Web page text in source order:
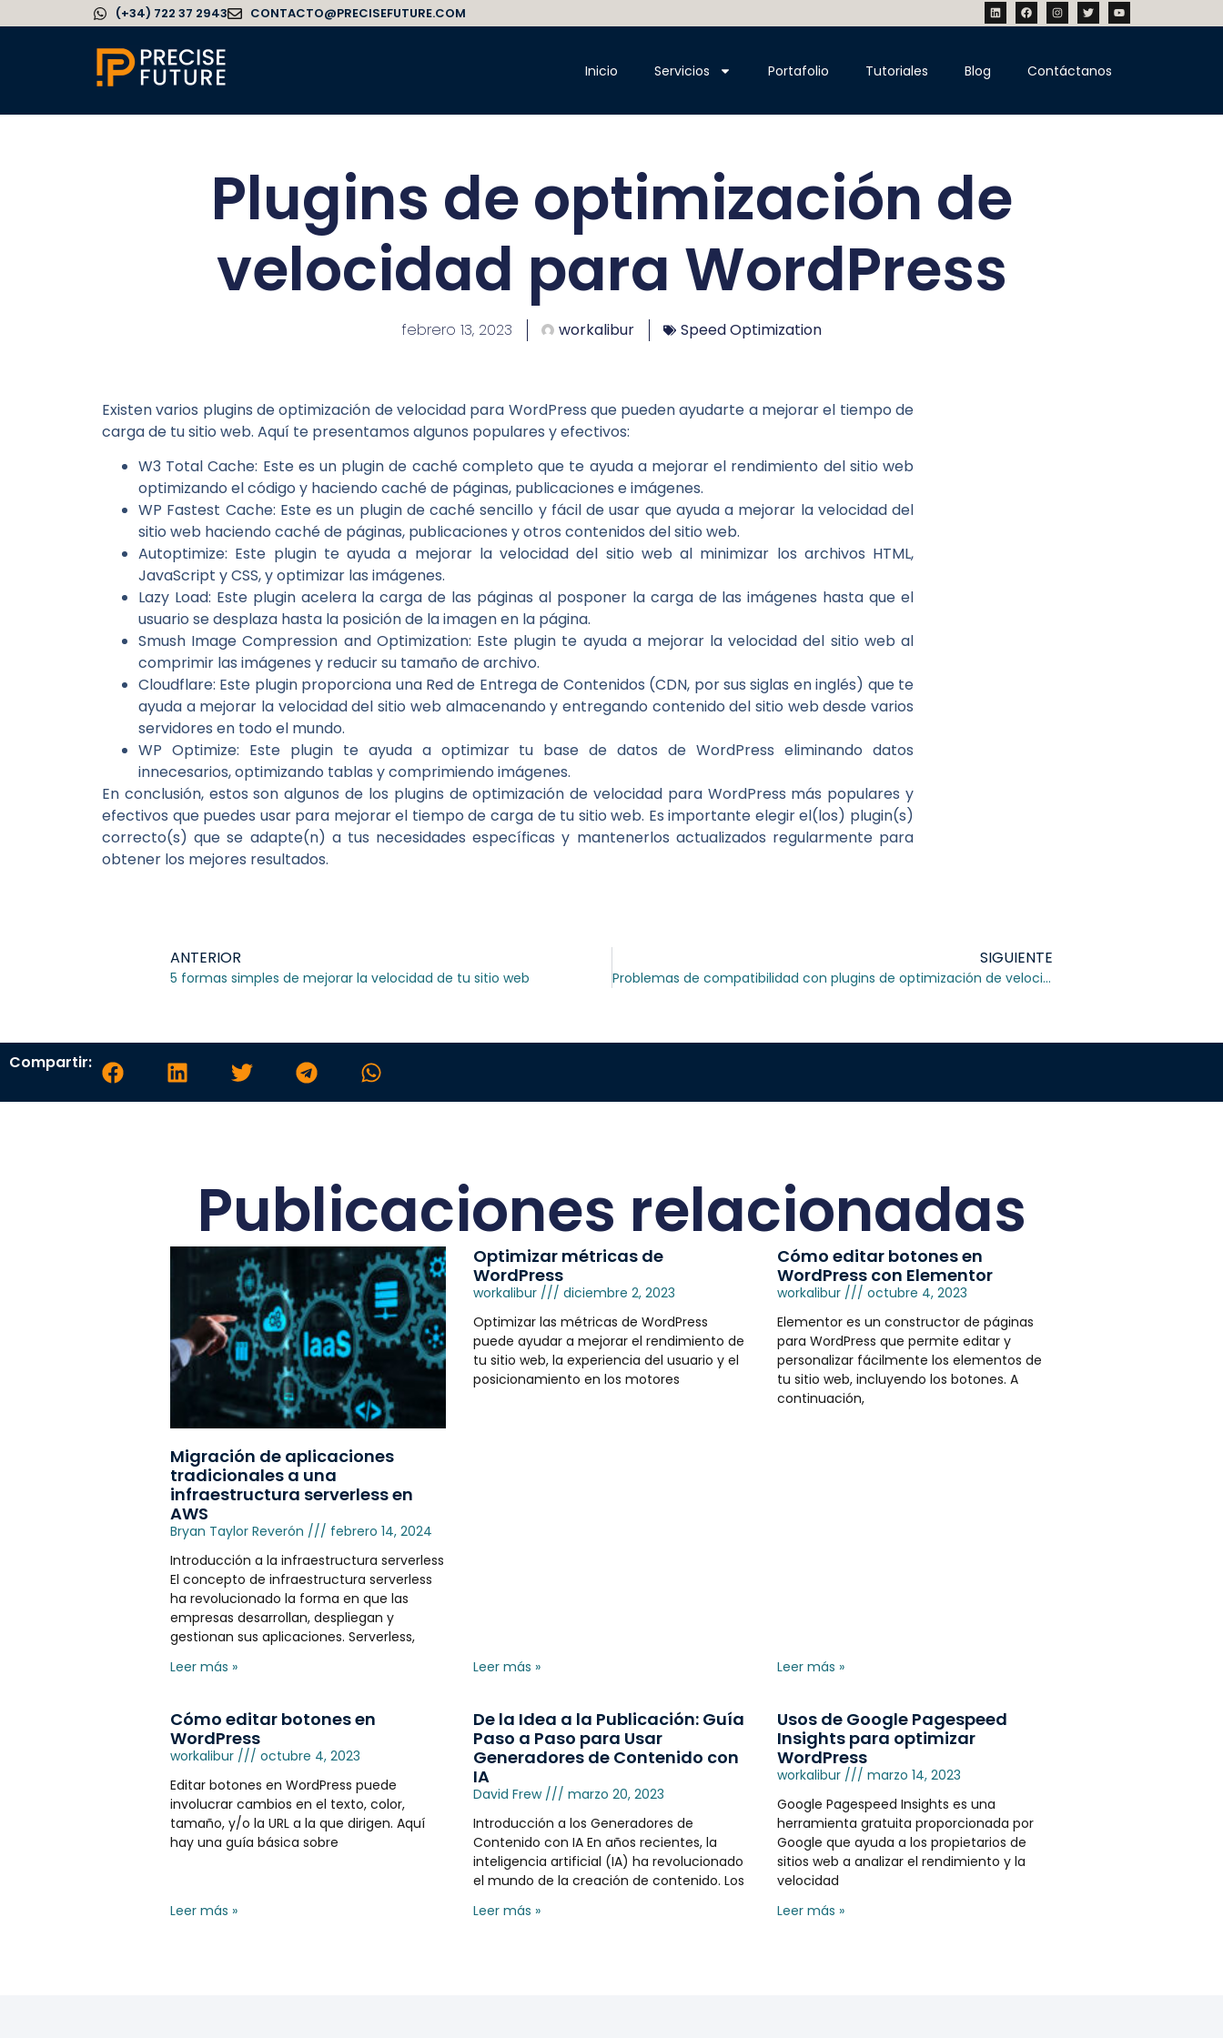
(+34) 722 37 2943 CONTACTO@PRECISEFUTURE.COM
Inicio Servicios Portafolio Tutoriales Blog Contáctanos
Plugins de optimización de
velocidad para WordPress
febrero 13, 2023 workalibur Speed Optimization
Existen varios plugins de optimización de velocidad para WordPress que pueden ayudarte a mejorar el tiempo de
carga de tu sitio web. Aquí te presentamos algunos populares y efectivos:
W3 Total Cache: Este es un plugin de caché completo que te ayuda a mejorar el rendimiento del sitio web
optimizando el código y haciendo caché de páginas, publicaciones e imágenes.
WP Fastest Cache: Este es un plugin de caché sencillo y fácil de usar que ayuda a mejorar la velocidad del
sitio web haciendo caché de páginas, publicaciones y otros contenidos del sitio web.
Autoptimize: Este plugin te ayuda a mejorar la velocidad del sitio web al minimizar los archivos HTML,
JavaScript y CSS, y optimizar las imágenes.
Lazy Load: Este plugin acelera la carga de las páginas al posponer la carga de las imágenes hasta que el
usuario se desplaza hasta la posición de la imagen en la página.
Smush Image Compression and Optimization: Este plugin te ayuda a mejorar la velocidad del sitio web al
comprimir las imágenes y reducir su tamaño de archivo.
Cloudflare: Este plugin proporciona una Red de Entrega de Contenidos (CDN, por sus siglas en inglés) que te
ayuda a mejorar la velocidad del sitio web almacenando y entregando contenido del sitio web desde varios
servidores en todo el mundo.
WP Optimize: Este plugin te ayuda a optimizar tu base de datos de WordPress eliminando datos
innecesarios, optimizando tablas y comprimiendo imágenes.
En conclusión, estos son algunos de los plugins de optimización de velocidad para WordPress más populares y
efectivos que puedes usar para mejorar el tiempo de carga de tu sitio web. Es importante elegir el(los) plugin(s)
correcto(s) que se adapte(n) a tus necesidades específicas y mantenerlos actualizados regularmente para
obtener los mejores resultados.
ANTERIOR
5 formas simples de mejorar la velocidad de tu sitio web
SIGUIENTE
Problemas de compatibilidad con plugins de optimización de velocidad en WordPress
Compartir:
Publicaciones relacionadas
Migración de aplicaciones
tradicionales a una
infraestructura serverless en
AWS
Bryan Taylor Reverón
febrero 14, 2024
Introducción a la infraestructura serverless
El concepto de infraestructura serverless
ha revolucionado la forma en que las
empresas desarrollan, despliegan y
gestionan sus aplicaciones. Serverless,
Leer más »
Optimizar métricas de
WordPress
workalibur
diciembre 2, 2023
Optimizar las métricas de WordPress
puede ayudar a mejorar el rendimiento de
tu sitio web, la experiencia del usuario y el
posicionamiento en los motores
Leer más »
Cómo editar botones en
WordPress con Elementor
workalibur
octubre 4, 2023
Elementor es un constructor de páginas
para WordPress que permite editar y
personalizar fácilmente los elementos de
tu sitio web, incluyendo los botones. A
continuación,
Leer más »
Cómo editar botones en
WordPress
workalibur
octubre 4, 2023
Editar botones en WordPress puede
involucrar cambios en el texto, color,
tamaño, y/o la URL a la que dirigen. Aquí
hay una guía básica sobre
Leer más »
De la Idea a la Publicación: Guía
Paso a Paso para Usar
Generadores de Contenido con
IA
David Frew
marzo 20, 2023
Introducción a los Generadores de
Contenido con IA En años recientes, la
inteligencia artificial (IA) ha revolucionado
el mundo de la creación de contenido. Los
Leer más »
Usos de Google Pagespeed
Insights para optimizar
WordPress
workalibur
marzo 14, 2023
Google Pagespeed Insights es una
herramienta gratuita proporcionada por
Google que ayuda a los propietarios de
sitios web a analizar el rendimiento y la
velocidad
Leer más »